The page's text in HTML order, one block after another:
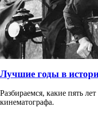
Лучшие годы в
Разбираемся, какие пять
кинематографа.